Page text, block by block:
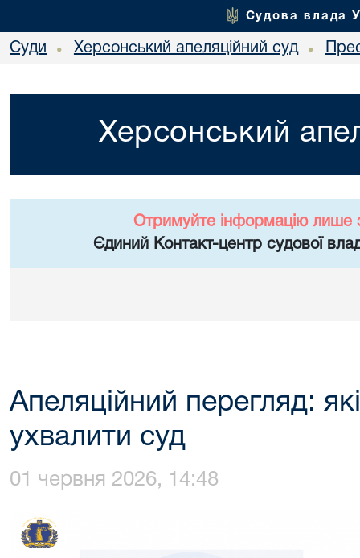
Судова влада
Суди • Херсонський апеляційний суд •
Херсонський
Отримуйте інформацію лише
Єдиний Контакт-центр судової
Апеляційний перегляд:
ухвалити суд
01 червня 2026, 14:48